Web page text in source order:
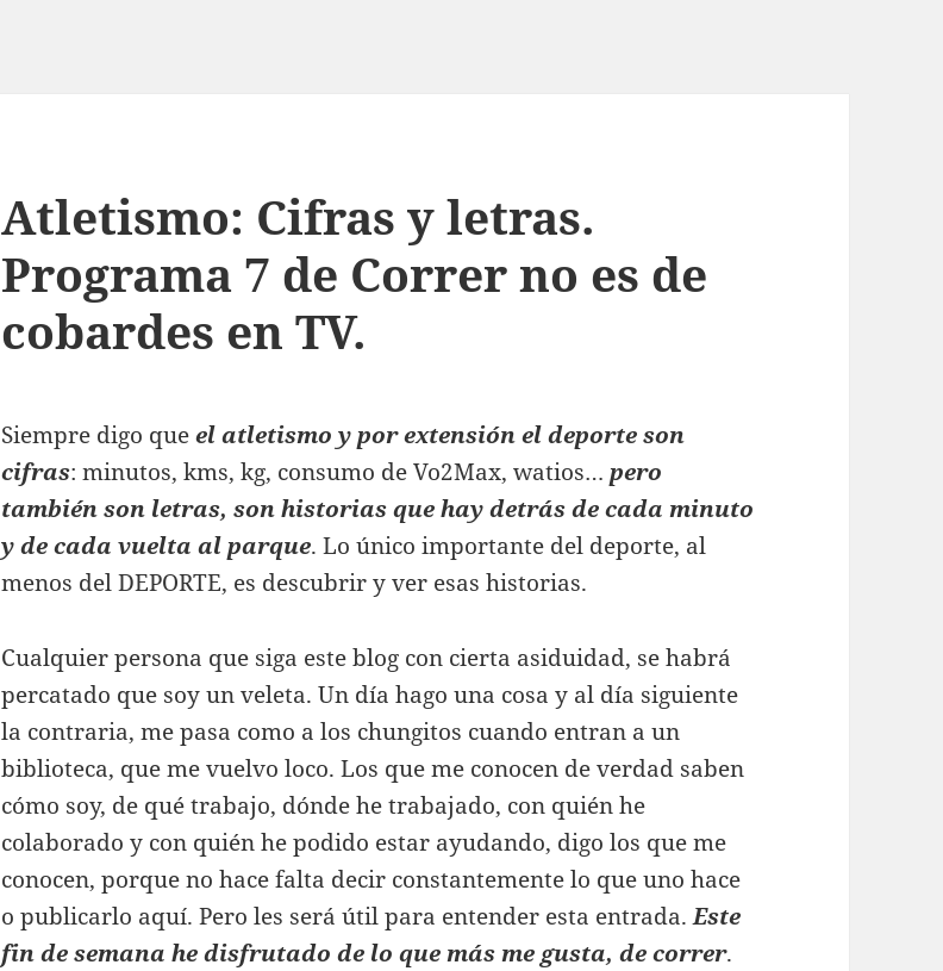
Atletismo: Cifras y letras.
Programa 7 de Correr no es de
cobardes en TV.
Siempre digo queel atletismo y por extensión el deporte son
cifras: minutos, kms, kg, consumo de Vo2Max, watios…pero
también son letras, son historias que hay detrás de cada minuto
y de cada vuelta al parque. Lo único importante del deporte, al
menos del DEPORTE, es descubrir y ver esas historias.
Cualquier persona que siga este blog con cierta asiduidad, se habrá
percatado que soy un veleta. Un día hago una cosa y al día siguiente
la contraria, me pasa como a los chungitos cuando entran a un
biblioteca, que me vuelvo loco. Los que me conocen de verdad saben
cómo soy, de qué trabajo, dónde he trabajado, con quién he
colaborado y con quién he podido estar ayudando, digo los que me
conocen, porque no hace falta decir constantemente lo que uno hace
o publicarlo aquí. Pero les será útil para entender esta entrada.Este
fin de semana he disfrutado de lo que más me gusta, de correr.